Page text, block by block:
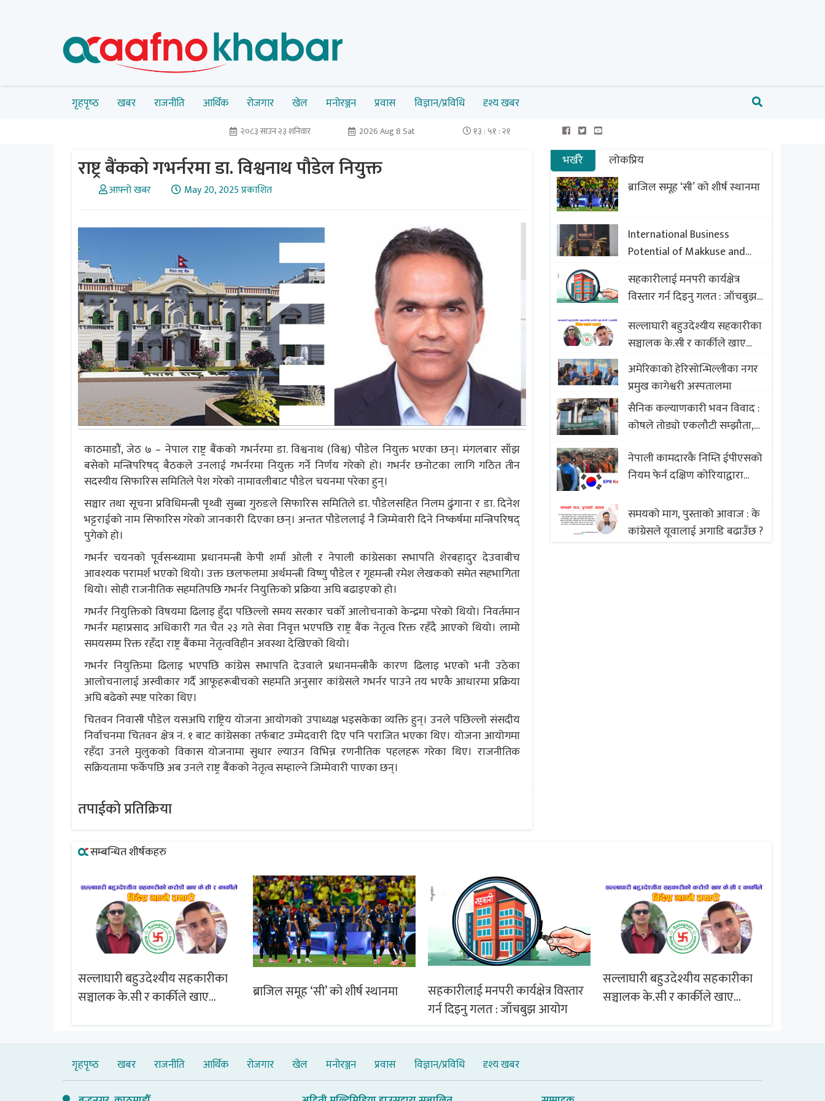
गृहपृष्‍ठ खबर राजनीति आर्थिक रोजगार खेल मनोरञ्जन प्रवास विज्ञान/प्रविधि दृश्य खबर
२०८३ साउन २३ शनिवार 2026 Aug 8 Sat १३ : ५१ : २२
राष्ट्र बैंकको गभर्नरमा डा. विश्वनाथ पौडेल नियुक्त
आफ्नो खबर May 20, 2025 प्रकाशित
काठमाडौं, जेठ ७ – नेपाल राष्ट्र बैंकको गभर्नरमा डा. विश्वनाथ (विश्व) पौडेल नियुक्त भएका छन्। मंगलबार साँझ
बसेको मन्त्रिपरिषद् बैठकले उनलाई गभर्नरमा नियुक्त गर्ने निर्णय गरेको हो। गभर्नर छनोटका लागि गठित तीन
सदस्यीय सिफारिस समितिले पेश गरेको नामावलीबाट पौडेल चयनमा परेका हुन्।
सञ्चार तथा सूचना प्रविधिमन्त्री पृथ्वी सुब्बा गुरुङले सिफारिस समितिले डा. पौडेलसहित निलम ढुंगाना र डा. दिनेश
भट्टराईको नाम सिफारिस गरेको जानकारी दिएका छन्। अन्ततः पौडेललाई नै जिम्मेवारी दिने निष्कर्षमा मन्त्रिपरिषद्
पुगेको हो।
गभर्नर चयनको पूर्वसन्ध्यामा प्रधानमन्त्री केपी शर्मा ओली र नेपाली कांग्रेसका सभापति शेरबहादुर देउवाबीच
आवश्यक परामर्श भएको थियो। उक्त छलफलमा अर्थमन्त्री विष्णु पौडेल र गृहमन्त्री रमेश लेखकको समेत सहभागिता
थियो। सोही राजनीतिक सहमतिपछि गभर्नर नियुक्तिको प्रक्रिया अघि बढाइएको हो।
गभर्नर नियुक्तिको विषयमा ढिलाइ हुँदा पछिल्लो समय सरकार चर्को आलोचनाको केन्द्रमा परेको थियो। निवर्तमान
गभर्नर महाप्रसाद अधिकारी गत चैत २३ गते सेवा निवृत्त भएपछि राष्ट्र बैंक नेतृत्व रिक्त रहँदै आएको थियो। लामो
समयसम्म रिक्त रहँदा राष्ट्र बैंकमा नेतृत्वविहीन अवस्था देखिएको थियो।
गभर्नर नियुक्तिमा ढिलाइ भएपछि कांग्रेस सभापति देउवाले प्रधानमन्त्रीकै कारण ढिलाइ भएको भनी उठेका
आलोचनालाई अस्वीकार गर्दै आफूहरूबीचको सहमति अनुसार कांग्रेसले गभर्नर पाउने तय भएकै आधारमा प्रक्रिया
अघि बढेको स्पष्ट पारेका थिए।
चितवन निवासी पौडेल यसअघि राष्ट्रिय योजना आयोगको उपाध्यक्ष भइसकेका व्यक्ति हुन्। उनले पछिल्लो संसदीय
निर्वाचनमा चितवन क्षेत्र नं. १ बाट कांग्रेसका तर्फबाट उम्मेदवारी दिए पनि पराजित भएका थिए। योजना आयोगमा
रहँदा उनले मुलुकको विकास योजनामा सुधार ल्याउन विभिन्न रणनीतिक पहलहरू गरेका थिए। राजनीतिक
सक्रियतामा फर्केपछि अब उनले राष्ट्र बैंकको नेतृत्व सम्हाल्ने जिम्मेवारी पाएका छन्।
तपाईको प्रतिक्रिया
भर्खरै
लोकप्रिय
ब्राजिल समूह ‘सी’ को शीर्ष स्थानमा
International Business
Potential of Makkuse and
Export Opportunities of
Nepali Sweets with Global
Comparison to Baklava
सहकारीलाई मनपरी कार्यक्षेत्र
विस्तार गर्न दिइनु गलत : जाँचबुझ
सल्लाघारी बहुउदेश्यीय सहकारीका
सञ्चालक के.सी र कार्कीले खाए
सदस्यको करोडौं बचत
अमेरिकाको हेरिसोन्भिल्लीका नगर
प्रमुख कागेश्वरी अस्पतालमा
सैनिक कल्याणकारी भवन विवाद :
कोषले तोड्यो एकलौटी सम्झौता,
बिखलबन्दमा (भिडियो)
नेपाली कामदारकै निम्ति ईपीएसको
नियम फेर्न दक्षिण कोरियाद्वारा
समयको माग, पुस्ताको आवाज : के
कांग्रेसले यूवालाई अगाडि बढाउँछ ?
सम्बन्धित शीर्षकहरु
सल्लाघारी बहुउदेश्यीय सहकारीका
सञ्चालक के.सी र कार्कीले खाए
ब्राजिल समूह ‘सी’ को शीर्ष स्थानमा
सहकारीलाई मनपरी कार्यक्षेत्र विस्तार
गर्न दिइनु गलत : जाँचबुझ आयोग
सल्लाघारी बहुउदेश्यीय सहकारीका
सञ्चालक के.सी र कार्कीले खाए
गृहपृष्‍ठ खबर राजनीति आर्थिक रोजगार खेल मनोरञ्जन प्रवास विज्ञान/प्रविधि दृश्य खबर